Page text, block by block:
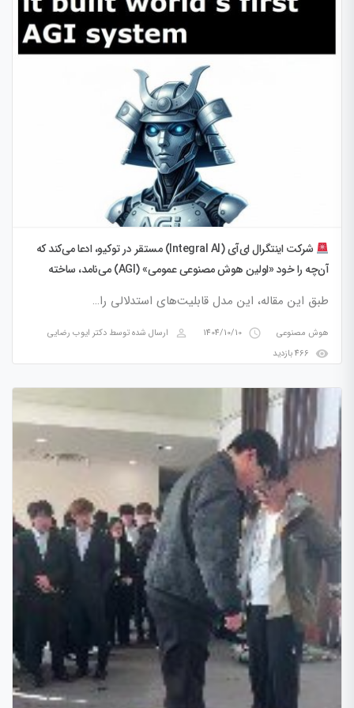
شرکت اینتگرال ای‌آی (Integral AI) مستقر در توکیو، ادعا می‌کند که
آن‌چه را خود «اولین هوش مصنوعی عمومی» (AGI) می‌نامد، ساخته
​طبق این مقاله، این مدل قابلیت‌های استدلالی را…
هوش مصنوعی access_time
1404/10/10
perm_identity ارسال شده توسط دکتر ایوب رضایی
visibility